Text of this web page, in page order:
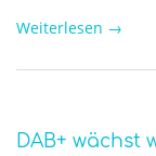
Weiterlesen →
DAB+ wächst